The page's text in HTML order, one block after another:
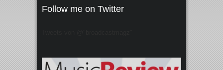
Follow me on Twitter